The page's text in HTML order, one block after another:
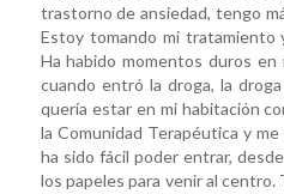
trastorno de ansiedad, tengo
Estoy tomando mi tratamiento
Ha habido momentos duros en
cuando entró la droga, la
quería estar en mi habitación
la Comunidad Terapéutica y
ha sido fácil poder entrar,
los papeles para venir al